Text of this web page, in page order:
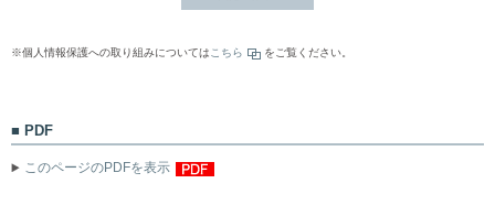
※個人情報保護への取り組みについてはこちら をご覧ください。
PDF
このページのPDFを表示